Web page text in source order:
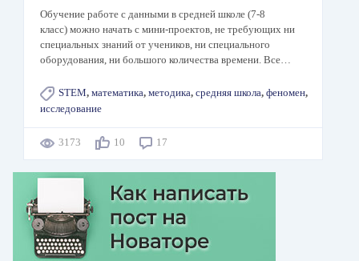
Обучение работе с данными в средней школе (7-8
класс) можно начать с мини-проектов, не требующих ни
специальных знаний от учеников, ни специального
оборудования, ни большого количества времени. Все…
STEM, математика, методика, средняя школа, феномен,
исследование
3173 10 17